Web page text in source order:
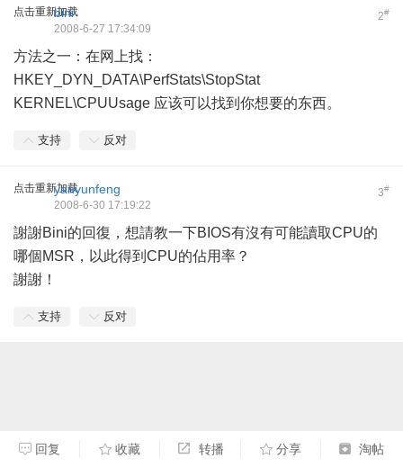
点击重新加载 2#
bini
2008-6-27 17:34:09
方法之一：在网上找：
HKEY_DYN_DATA\PerfStats\StopStat
KERNEL\CPUUsage 应该可以找到你想要的东西。
支持 反对
点击重新加载 3#
yanyunfeng
2008-6-30 17:19:22
謝謝Bini的回復，想請教一下BIOS有沒有可能讀取CPU的
哪個MSR，以此得到CPU的佔用率？
謝謝！
支持 反对
回复 收藏 转播 分享 淘帖